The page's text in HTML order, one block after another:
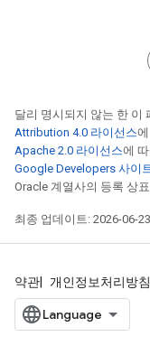
달리 명시되지 않는 한 이
Attribution 4.0 라이선스
Apache 2.0 라이선스에
Google Developers 사이
Oracle 계열사의 등록 상
최종 업데이트: 2026-06-
약관 개인정보처리방침